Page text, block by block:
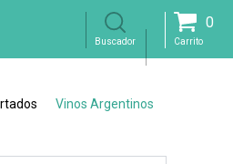
0
Vinos Argentinos